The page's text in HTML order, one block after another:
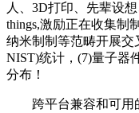
人、3D打印、先辈设
things,激励正在收集制
纳米制制等范畴开展交
NIST)统计，(7)量子器
分布！
跨平台兼容和可用